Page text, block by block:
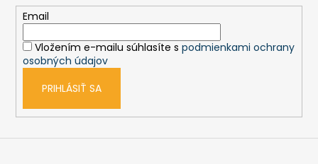
Email
Vložením e-mailu súhlasíte s podmienkami ochrany
osobných údajov
PRIHLÁSIŤ SA